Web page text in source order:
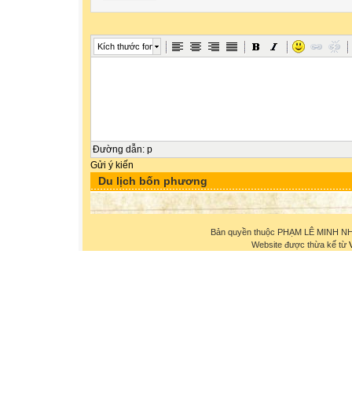
Kích thước font
Đường dẫn: p
Gửi ý kiến
Du lịch bốn phương
Bản quyền thuộc PHẠM LÊ MINH
Website được thừa kế từ